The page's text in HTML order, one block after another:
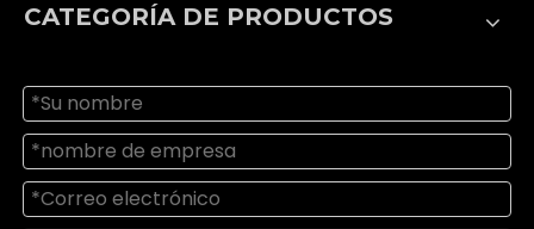
CATEGORÍA DE PRODUCTOS